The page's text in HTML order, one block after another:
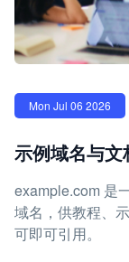
Mon Jul 06 2026
示例域名与文
example.com 是
域名，供教程、
可即可引用。